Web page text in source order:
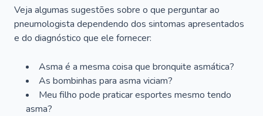
Veja algumas sugestões sobre o que perguntar ao
pneumologista dependendo dos sintomas apresentados
e do diagnóstico que ele fornecer:
Asma é a mesma coisa que bronquite asmática?
As bombinhas para asma viciam?
Meu filho pode praticar esportes mesmo tendo
asma?